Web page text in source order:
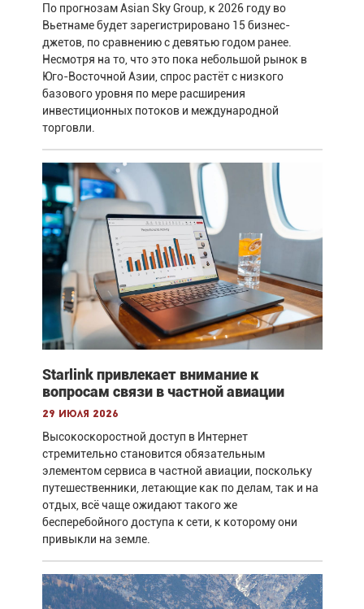
По прогнозам Asian Sky Group, к 2026 году во
Вьетнаме будет зарегистрировано 15 бизнес-
джетов, по сравнению с девятью годом ранее.
Несмотря на то, что это пока небольшой рынок в
Юго-Восточной Азии, спрос растёт с низкого
базового уровня по мере расширения
инвестиционных потоков и международной
торговли.
Starlink привлекает внимание к
вопросам связи в частной авиации
29 июля 2026
Высокоскоростной доступ в Интернет
стремительно становится обязательным
элементом сервиса в частной авиации, поскольку
путешественники, летающие как по делам, так и на
отдых, всё чаще ожидают такого же
бесперебойного доступа к сети, к которому они
привыкли на земле.